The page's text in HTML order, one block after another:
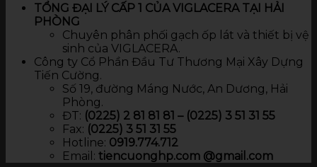
TỔNG ĐẠI LÝ CẤP 1 CỦA VIGLACERA TẠI HẢI
PHÒNG
Chuyên phân phối gạch ốp lát và thiết bị vệ
sinh của VIGLACERA.
Công ty Cổ Phần Đầu Tư Thương Mại Xây Dựng
Tiến Cường.
Số 19, đường Máng Nước, An Dương, Hải
Phòng.
ĐT: (0225) 2 81 81 81 – (0225) 3 51 31 55
Fax: (0225) 3 51 31 55
Hotline: 0919.774.712​
Email: tiencuonghp.com @gmail.com